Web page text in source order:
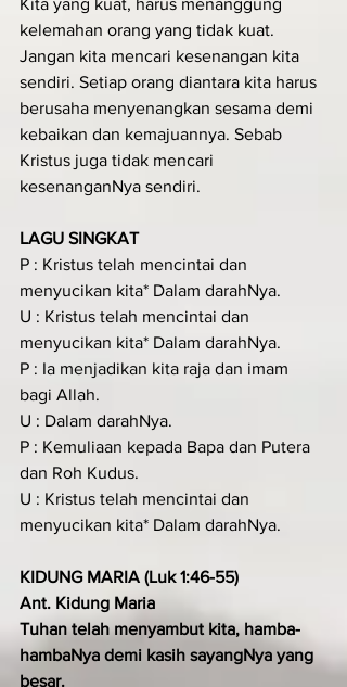
kelemahan orang yang tidak kuat.
Jangan kita mencari kesenangan kita
sendiri. Setiap orang diantara kita harus
berusaha menyenangkan sesama demi
kebaikan dan kemajuannya. Sebab
Kristus juga tidak mencari
kesenanganNya sendiri.
LAGU SINGKAT
P : Kristus telah mencintai dan
menyucikan kita* Dalam darahNya.
U : Kristus telah mencintai dan
menyucikan kita* Dalam darahNya.
P : Ia menjadikan kita raja dan imam
bagi Allah.
U : Dalam darahNya.
P : Kemuliaan kepada Bapa dan Putera
dan Roh Kudus.
U : Kristus telah mencintai dan
menyucikan kita* Dalam darahNya.
KIDUNG MARIA (Luk 1:46-55)
Ant. Kidung Maria
Tuhan telah menyambut kita, hamba-
hambaNya demi kasih sayangNya yang
besar.